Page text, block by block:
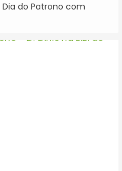
do Patrono com